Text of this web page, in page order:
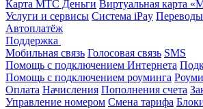
Карта МТС Деньги Виртуальная карта
Услуги и сервисы Система iPay
Автоплатёж
Поддержка
Мобильная связь Голосовая связь SMS
Помощь с подключением Интернета
Помощь с подключением роуминга
Оплата Начисления Пополнения счета
Управление номером Смена тарифа